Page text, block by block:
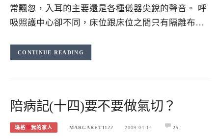
常飄忽，入耳的主要還是各種儀器尖銳的聲音。 呼
吸照護中心卻不同，床位跟床位之間只有隔離布…
CONTINUE READING
陪病記(十四)要不要做氣切？
瑪格 我的家人 MARGARET1122 2009-04-14 25